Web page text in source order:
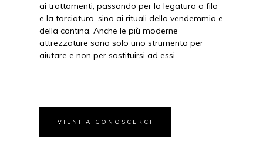
ai trattamenti, passando per la legatura a filo
e la torciatura, sino ai rituali della vendemmia e
della cantina. Anche le più moderne
attrezzature sono solo uno strumento per
aiutare e non per sostituirsi ad essi.
VIENI A CONOSCERCI